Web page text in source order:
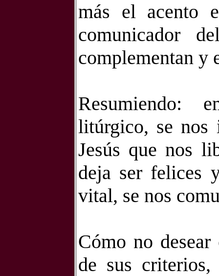
más el acento
comunicador
complementan y
Resumiendo:
litúrgico, se nos
Jesús que nos
deja ser felices
vital, se nos
Cómo no desear
de sus